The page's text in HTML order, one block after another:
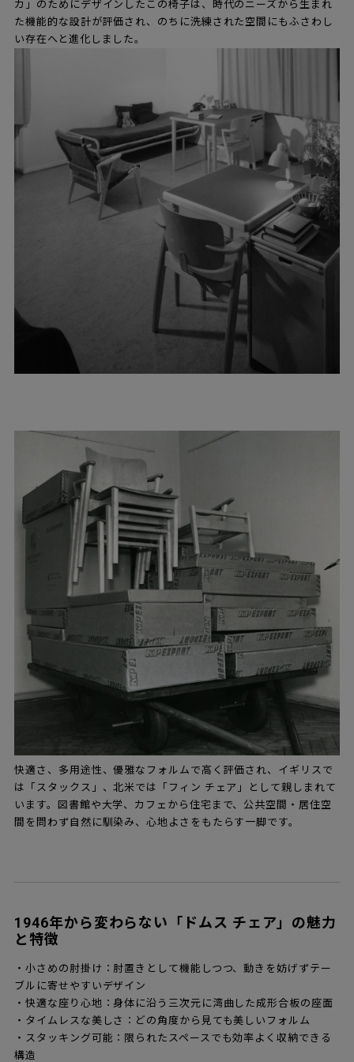
カ」のためにデザインしたこの椅子は、時代のニーズから生まれ
た機能的な設計が評価され、のちに洗練された空間にもふさわし
い存在へと進化しました。
快適さ、多用途性、優雅なフォルムで高く評価され、イギリスで
は「スタックス」、北米では「フィン チェア」として親しまれて
います。図書館や大学、カフェから住宅まで、公共空間・居住空
間を問わず自然に馴染み、心地よさをもたらす一脚です。
1946年から変わらない「ドムス チェア」の魅力
と特徴
・小さめの肘掛け：肘置きとして機能しつつ、動きを妨げずテー
ブルに寄せやすいデザイン
・快適な座り心地：身体に沿う三次元に湾曲した成形合板の座面
・タイムレスな美しさ：どの角度から見ても美しいフォルム
・スタッキング可能：限られたスペースでも効率よく収納できる
構造